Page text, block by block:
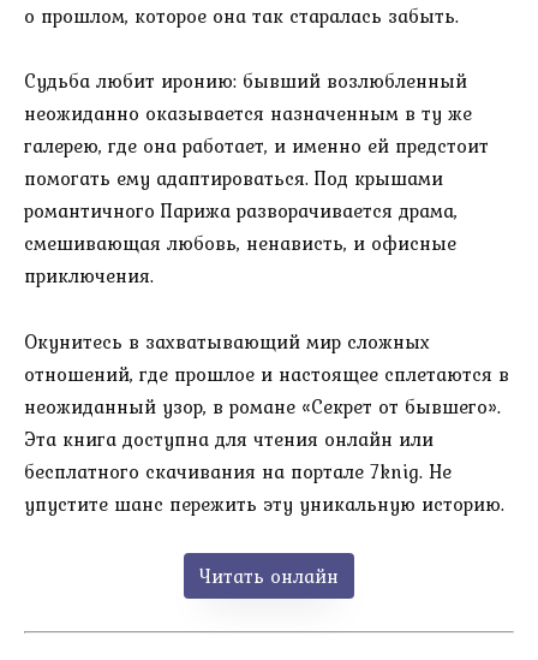
о прошлом, которое она так старалась забыть.
Судьба любит иронию: бывший возлюбленный
неожиданно оказывается назначенным в ту же
галерею, где она работает, и именно ей предстоит
помогать ему адаптироваться. Под крышами
романтичного Парижа разворачивается драма,
смешивающая любовь, ненависть, и офисные
приключения.
Окунитесь в захватывающий мир сложных
отношений, где прошлое и настоящее сплетаются в
неожиданный узор, в романе «Секрет от бывшего».
Эта книга доступна для чтения онлайн или
бесплатного скачивания на портале 7knig. Не
упустите шанс пережить эту уникальную историю.
Читать онлайн